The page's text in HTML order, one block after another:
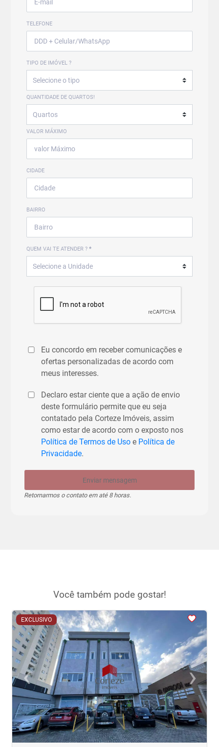
TELEFONE
TIPO DE IMÓVEL ?
QUANTIDADE DE QUARTOS!
VALOR MÁXIMO
CIDADE
BAIRRO
QUEM VAI TE ATENDER ?*
Eu concordo em receber comunicações e
ofertas personalizadas de acordo com
meus interesses.
Declaro estar ciente que a ação de envio
deste formulário permite que eu seja
contatado pela Corteze Imóveis, assim
como estar de acordo com o exposto nos
Política de Termos de Uso e Política de
Privacidade.
Enviar mensagem
Retornarmos o contato em até 8 horas.
Você também pode gostar!
EXCLUSIVO
<<<<
‹Previous ›Next